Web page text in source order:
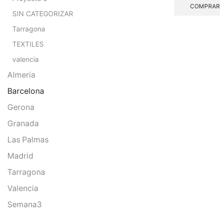
SIN CATEGORIZAR
Tarragona
TEXTILES
valencia
Almeria
Barcelona
Gerona
Granada
Las Palmas
Madrid
Tarragona
Valencia
Semana3